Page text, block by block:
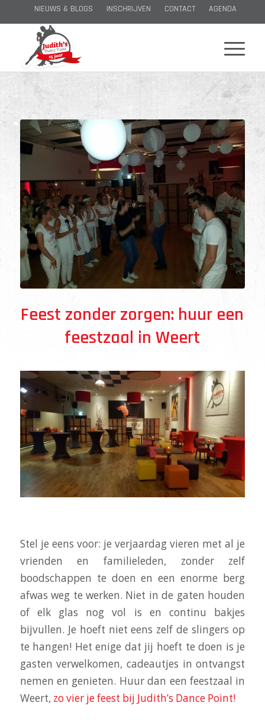
NIEUWS & BLOGS INSCHRIJVEN CONTACT AGENDA
Feest zonder zorgen: huur een
feestzaal in Weert
Stel je eens voor: je verjaardag vieren met al je
vrienden en familieleden, zonder zelf
boodschappen te doen en een enorme berg
afwas weg te werken. Niet in de gaten houden
of elk glas nog vol is en continu bakjes
bijvullen. Je hoeft niet eens zelf de slingers op
te hangen! Het enige dat jij hoeft te doen is je
gasten verwelkomen, cadeautjes in ontvangst
nemen en genieten. Huur dan een feestzaal in
Weert, zo vier je feest bij Judith’s Dance Point!